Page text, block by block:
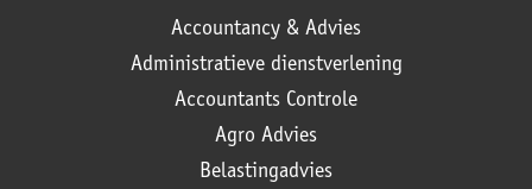
Accountancy & Advies
Administratieve dienstverlening
Accountants Controle
Agro Advies
Belastingadvies